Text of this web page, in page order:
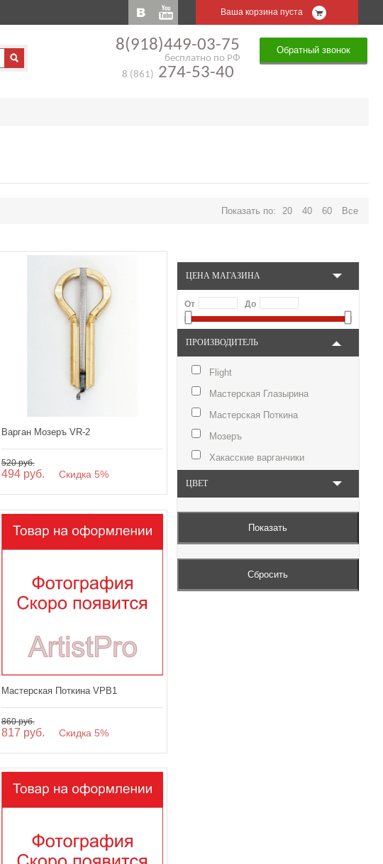
Ваша корзина пуста
8(918)449-03-75
бесплатно по РФ
8 (861) 274-53-40
Обратный звонок
Показать по: 20 40 60 Все
ЦЕНА МАГАЗИНА
От До
ПРОИЗВОДИТЕЛЬ
Flight
Мастерская Глазырина
Мастерская Поткина
Мозеръ
Хакасские варганчики
ЦВЕТ
Варган Мозеръ VR-2
520 руб.
494 руб. Скидка 5%
Мастерская Поткина VPB1
860 руб.
817 руб. Скидка 5%